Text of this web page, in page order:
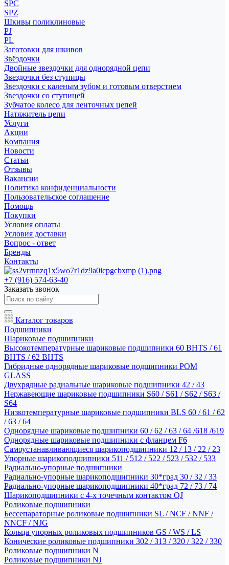
SPC
SPZ
Шкивы поликлиновые
PJ
PL
Заготовки для шкивов
Звёздочки
Двойные звездочки для однорядной цепи
Звездочки без ступицы
Звездочки с каленым зубом и готовым отверстием
Звездочки со ступицей
Зубчатое колесо для ленточных цепей
Натяжитель цепи
Услуги
Акции
Компания
Новости
Статьи
Отзывы
Вакансии
Политика конфиденциальности
Пользовательское соглашение
Помощь
Покупки
Условия оплаты
Условия доставки
Вопрос - ответ
Бренды
Контакты
+7 (916) 574-63-40
Заказать звонок
Каталог товаров
Подшипники
Шариковые подшипники
Высокотемпературные шариковые подшипники 60 BHTS / 61
BHTS / 62 BHTS
Гибридные однорядные шариковые подшипники POM
GLASS
Двухрядные радиальные шариковые подшипники 42 / 43
Нержавеющие шариковые подшипники S60 / S61 / S62 / S63 /
S64
Низкотемпературные шариковые подшипники BLS 60 / 61 / 62
/ 63 / 64
Однорядные шариковые подшипники 60 / 62 / 63 / 64 /618 /619
Однорядные шариковые подшипники с фланцем F6
Самоустанавливающиеся шарикоподшипники 12 / 13 / 22 / 23
Упорные шарикоподшипники 511 / 512 / 522 / 523 / 532 / 533
Радиально-упорные подшипники
Радиально-упорные шарикоподшипники 30*град 30 / 32 / 33
Радиально-упорные шарикоподшипники 40*град 72 / 73 / 74
Шарикоподшипники с 4-х точечным контактом QJ
Роликовые подшипники
Бессепараторные роликовые подшипники SL / NCF / NNF /
NNCF / NJG
Кольца упорных роликовых подшипников GS / WS / LS
Конические роликовые подшипники 302 / 313 / 320 / 322 / 330
Роликовые подшипники N
Роликовые подшипники NJ